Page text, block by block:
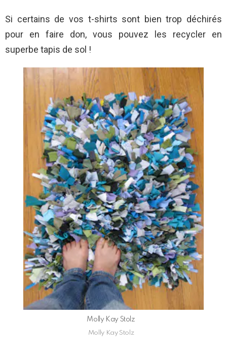
Si certains de vos t-shirts sont bien trop déchirés
pour en faire don, vous pouvez les recycler en
superbe tapis de sol !
Molly Kay Stolz
Molly Kay Stolz